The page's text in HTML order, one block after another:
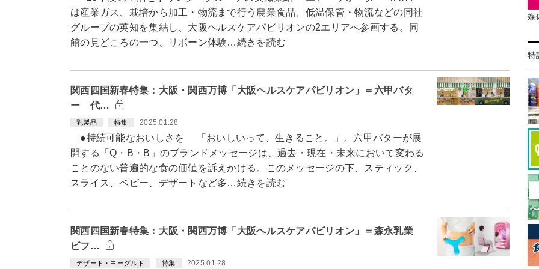
は産業ガス、栽培から加工・物流まで行う農業食品、低温保管・物流などの同社
グループの英知を集結し、大阪ヘルスケアパビリオンの2エリアへ参画する。同
館の見どころの一つ、リボーン体験…続きを読む
関西四国新春特集：大阪・関西万博「大阪ヘルスケアパビリオン」＝六甲バタ
ー 代…
乳製品 特集 2025.01.28
●持続可能なおいしさを 「おいしいって、生きること。」。六甲バターが展
開する「Q・B・B」のブランドメッセージは、過去・現在・未来において変わる
ことのない普遍的な食の価値を訴えかける。このメッセージの下、スティック、
スライス、ベビー、デザートなど多…続きを読む
関西四国新春特集：大阪・関西万博「大阪ヘルスケアパビリオン」＝森永乳業
ビフ…
デザート・ヨーグルト 特集 2025.01.28
媒
特